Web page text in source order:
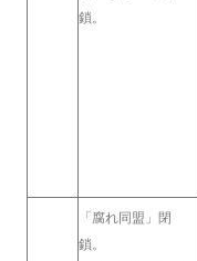
鎖。
「腐れ同盟」閉
鎖。